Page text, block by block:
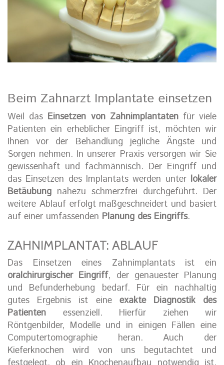
Beim Zahnarzt Implantate einsetzen
Weil das Einsetzen von Zahnimplantatenfür viele
Patienten ein erheblicher Eingriff ist, möchten wir
Ihnen vor der Behandlung jegliche Ängste und
Sorgen nehmen. In unserer Praxis versorgen wir Sie
gewissenhaft und fachmännisch. Der Eingriff und
das Einsetzen des Implantats werden unter lokaler
Betäubung nahezu schmerzfrei durchgeführt. Der
weitere Ablauf erfolgt maßgeschneidert und basiert
auf einer umfassenden Planung des Eingriffs.
ZAHNIMPLANTAT: ABLAUF
Das Einsetzen eines Zahnimplantats ist ein
oralchirurgischer Eingriff, der genauester Planung
und Befunderhebung bedarf. Für ein nachhaltig
gutes Ergebnis ist eine exakte Diagnostik des
Patienten essenziell. Hierfür ziehen wir
Röntgenbilder, Modelle und in einigen Fällen eine
Computertomographie heran. Auch der
Kieferknochen wird von uns begutachtet und